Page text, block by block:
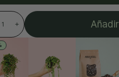
+ Añadir